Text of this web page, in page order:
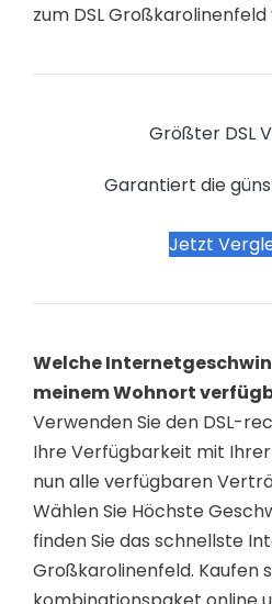
zum DSL
Größter DSL
Garantiert die
Jetzt
Welche
meinem Wohnort
Verwenden Sie den DSL-
Ihre Verfügbarkeit mit Ihrer
nun alle verfügbaren
Wählen Sie Höchste
finden Sie das schnellste
Großkarolinenfeld. Kaufen